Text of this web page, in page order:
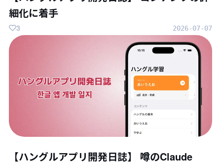
細化に着手
2026-07-07
3
【ハングルアプリ開発日誌】 噂のClaude